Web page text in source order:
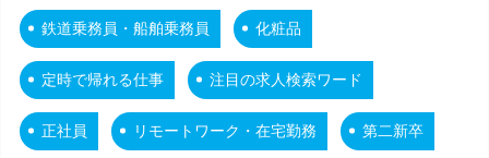
鉄道乗務員・船舶乗務員 化粧品
定時で帰れる仕事 注目の求人検索ワード
正社員 リモートワーク・在宅勤務 第二新卒